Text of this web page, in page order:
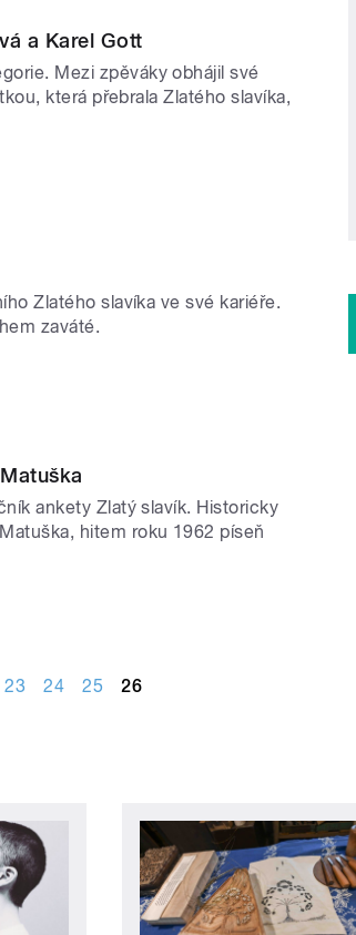
a Karel Gott
Mezi zpěváky obhájil své
která přebrala Zlatého slavíka,
Zlatého slavíka ve své kariéře.
zaváté.
ankety Zlatý slavík. Historicky
hitem roku 1962 píseň
23 24 25 26